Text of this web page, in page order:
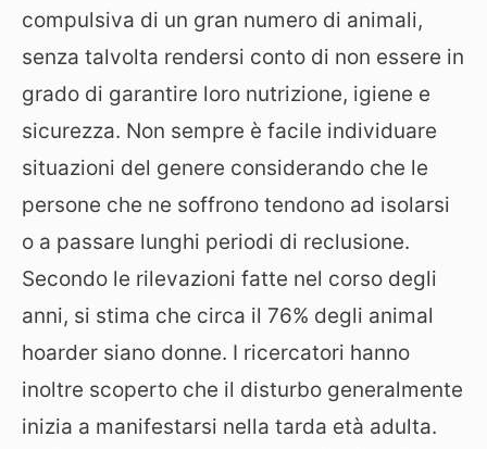
compulsiva di un gran numero di animali,
senza talvolta rendersi conto di non essere in
grado di garantire loro nutrizione, igiene e
sicurezza. Non sempre è facile individuare
situazioni del genere considerando che le
persone che ne soffrono tendono ad isolarsi
o a passare lunghi periodi di reclusione.
Secondo le rilevazioni fatte nel corso degli
anni, si stima che circa il 76% degli animal
hoarder siano donne. I ricercatori hanno
inoltre scoperto che il disturbo generalmente
inizia a manifestarsi nella tarda età adulta.